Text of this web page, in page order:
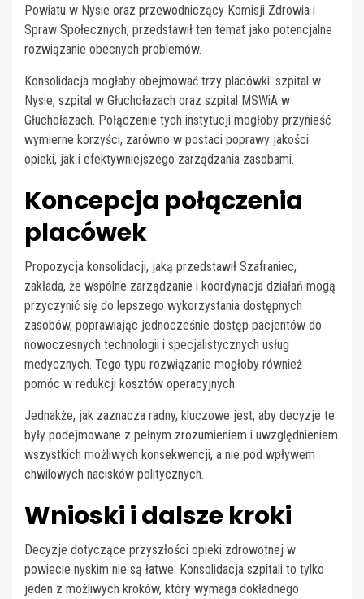
Powiatu w Nysie oraz przewodniczący Komisji Zdrowia i
Spraw Społecznych, przedstawił ten temat jako potencjalne
rozwiązanie obecnych problemów.
Konsolidacja mogłaby obejmować trzy placówki: szpital w
Nysie, szpital w Głuchołazach oraz szpital MSWiA w
Głuchołazach. Połączenie tych instytucji mogłoby przynieść
wymierne korzyści, zarówno w postaci poprawy jakości
opieki, jak i efektywniejszego zarządzania zasobami.
Koncepcja połączenia
placówek
Propozycja konsolidacji, jaką przedstawił Szafraniec,
zakłada, że wspólne zarządzanie i koordynacja działań mogą
przyczynić się do lepszego wykorzystania dostępnych
zasobów, poprawiając jednocześnie dostęp pacjentów do
nowoczesnych technologii i specjalistycznych usług
medycznych. Tego typu rozwiązanie mogłoby również
pomóc w redukcji kosztów operacyjnych.
Jednakże, jak zaznacza radny, kluczowe jest, aby decyzje te
były podejmowane z pełnym zrozumieniem i uwzględnieniem
wszystkich możliwych konsekwencji, a nie pod wpływem
chwilowych nacisków politycznych.
Wnioski i dalsze kroki
Decyzje dotyczące przyszłości opieki zdrowotnej w
powiecie nyskim nie są łatwe. Konsolidacja szpitali to tylko
jeden z możliwych kroków, który wymaga dokładnego